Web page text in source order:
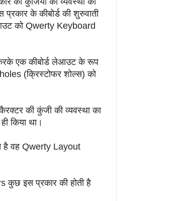
के कीबोर्ड की शुरुवाती
को Qwerty Keyboard
एक कीबोर्ड लेआउट के रूप
(क्रिस्टोफर शोल्स) को
की कुंजी की व्यवस्था का
किया था।
है वह Qwerty Layout
इस प्रकार की होती है